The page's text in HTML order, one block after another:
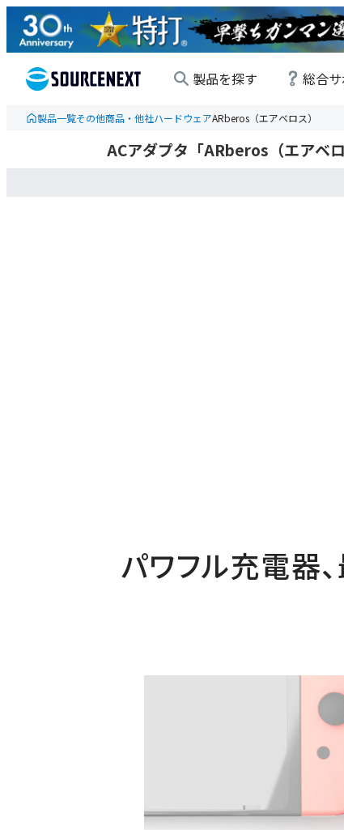
製品を探す 総合
製品一覧その他商品・他社ハードウェアARberos（エアベロス）
ACアダプタ「ARberos（エアベロ
パワフル充電器